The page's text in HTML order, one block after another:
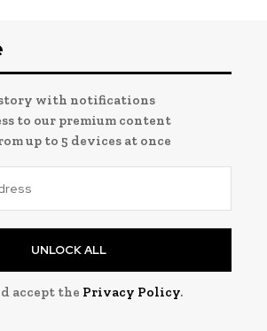
story with notifications
to our premium content
up to 5 devices at once
UNLOCK ALL
accept the Privacy Policy.